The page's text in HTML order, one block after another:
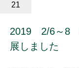
21
2019 2/6～8
展しました